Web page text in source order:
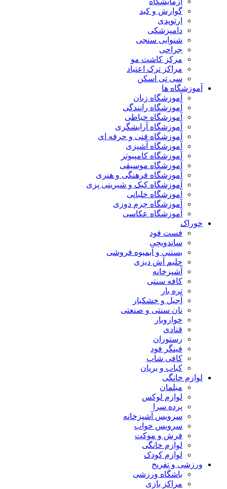
گوارش و کبد
ارتوپدی
دامپزشکی
شنوایی سنجی
جراحی
مرکز کاشت مو
مراکز ترک اعتیاد
سی تی اسکن
آموزشگاه ها
آموزشگاه زبان
آموزشگاه رانندگی
آموزشگاه خیاطی
آموزشگاه آرایشگری
آموزشگاه فنی و حرفه ای
آموزشگاه آشپزی
آموزشگاه کامپیوتر
آموزشگاه موسیقی
آموزشگاه فرهنگی و هنری
آموزشگاه کیک و شیرینی پزی
آموزشگاه خلبانی
آموزشگاه چرم دوزی
آموزشگاه عکاسی
خوراک
فست فود
ساندویچی
بستنی و آبمیوه فروشی
حلیم آش دیزی
آشپزخانه
کافه سنتی
تره بار
آجیل و خشکبار
نان سنتی و صنعتی
خواروبار
قنادی
رستوران
فینگر فود
کافی شاپ
کباب و بریان
لوازم خانگی
مبلمان
لوازم لوکس
پرده سرا
سرویس آشپزخانه
سرویس خواب
فرش و موکت
لوازم خانگی
لوازم کودک
ورزشی و تفریح
باشگاه ورزشی
مراکز بازی